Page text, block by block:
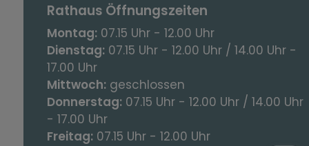
Rathaus Öffnungszeiten
Montag: 07.15 Uhr - 12.00 Uhr
Dienstag: 07.15 Uhr - 12.00 Uhr / 14.00 Uhr -
17.00 Uhr
Mittwoch: geschlossen
Donnerstag: 07.15 Uhr - 12.00 Uhr / 14.00 Uhr
- 17.00 Uhr
Freitag: 07.15 Uhr - 12.00 Uhr